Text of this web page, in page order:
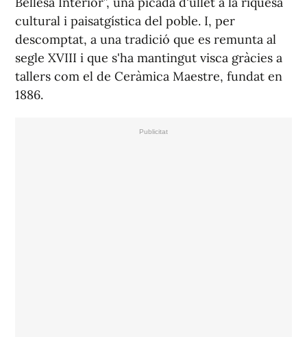
cultural i paisatgística del poble. I, per
descomptat, a una tradició que es remunta al
segle XVIII i que s'ha mantingut visca gràcies a
tallers com el de Ceràmica Maestre, fundat en
1886.